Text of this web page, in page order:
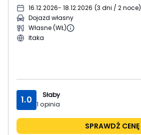
16.12.2026- 18.12.2026 (3 dni / 2 noce)
Dojazd własny
Własne (WŁ)
Itaka
1.0
Słaby
1 opinia
SPRAWDŹ CENĘ